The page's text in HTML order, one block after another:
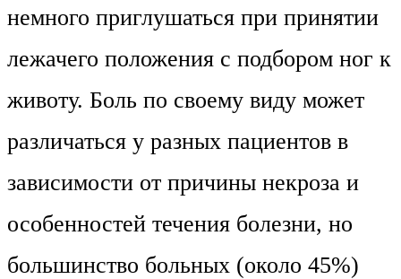
немного приглушаться при принятии
лежачего положения с подбором ног к
животу. Боль по своему виду может
различаться у разных пациентов в
зависимости от причины некроза и
особенностей течения болезни, но
большинство больных (около 45%)